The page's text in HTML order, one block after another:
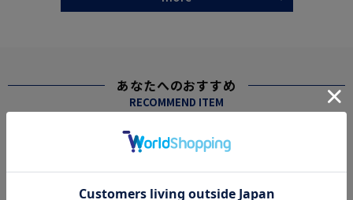
あなたへのおすすめ
RECOMMEND ITEM